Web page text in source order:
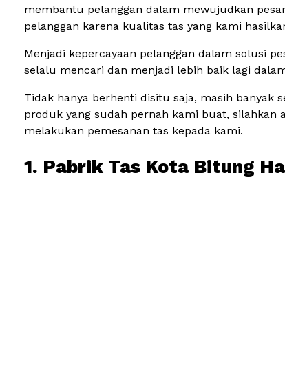
membantu pelanggan dalam mewujudkan
pelanggan karena kualitas tas yang kami
Menjadi kepercayaan pelanggan dalam solusi
selalu mencari dan menjadi lebih baik lagi
Tidak hanya berhenti disitu saja, masih banyak
produk yang sudah pernah kami buat, silahkan
melakukan pemesanan tas kepada kami.
1. Pabrik Tas Kota Bitung